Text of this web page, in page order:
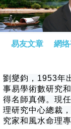
易友文章 網
劉燮鈞，1953年
事易學術數研究
得名師真傳。現
理研究中心總裁
究家和風水命理專